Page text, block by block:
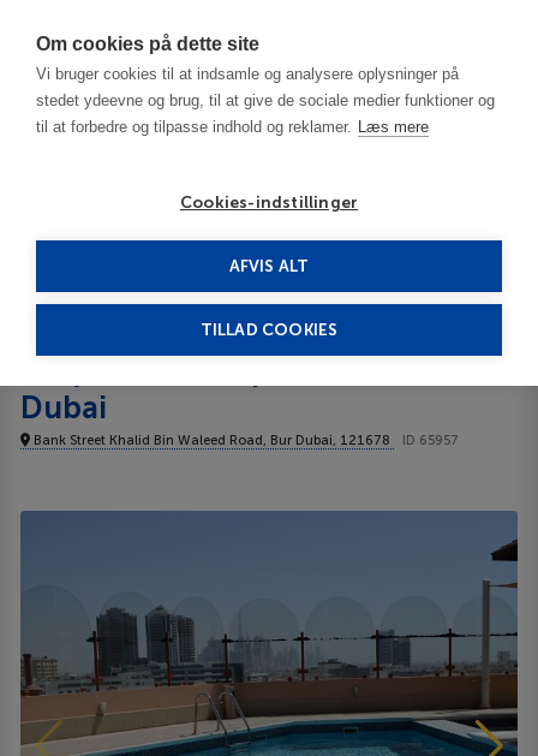
Om cookies på dette site
Vi bruger cookies til at indsamle og analysere oplysninger på
stedet ydeevne og brug, til at give de sociale medier funktioner og
til at forbedre og tilpasse indhold og reklamer. Læs mere
Cookies-indstillinger
AFVIS ALT
TILLAD COOKIES
United Arab Emirates
Dubai
Dolphin hotel Apartments Dubai 3***
Dubai
Bank Street Khalid Bin Waleed Road, Bur Dubai, 121678 ID 65957